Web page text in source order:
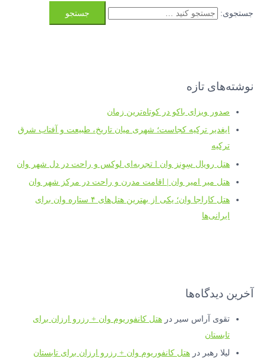
جستجوی:
نوشته‌های تازه
صدور ویزای باکو در کوتاه‌ترین زمان
ایغدیر ترکیه کجاست؛ شهری میان تاریخ، طبیعت و آفتاب شرق
ترکیه
هتل رویال سِوِنز وان l تجربه‌ای لوکس و راحت در دل شهر وان
هتل میر امیر وان | اقامت مدرن و راحت در مرکز شهر وان
هتل کاراجا وان؛ یکی از بهترین هتل‌های ۴ ستاره وان برای
ایرانی‌ها
آخرین دیدگاه‌ها
تقوی آراس سیر درهتل کانفوریوم وان + رزرو ارزان برای
تابستان
لیلا رهبر درهتل کانفوریوم وان + رزرو ارزان برای تابستان